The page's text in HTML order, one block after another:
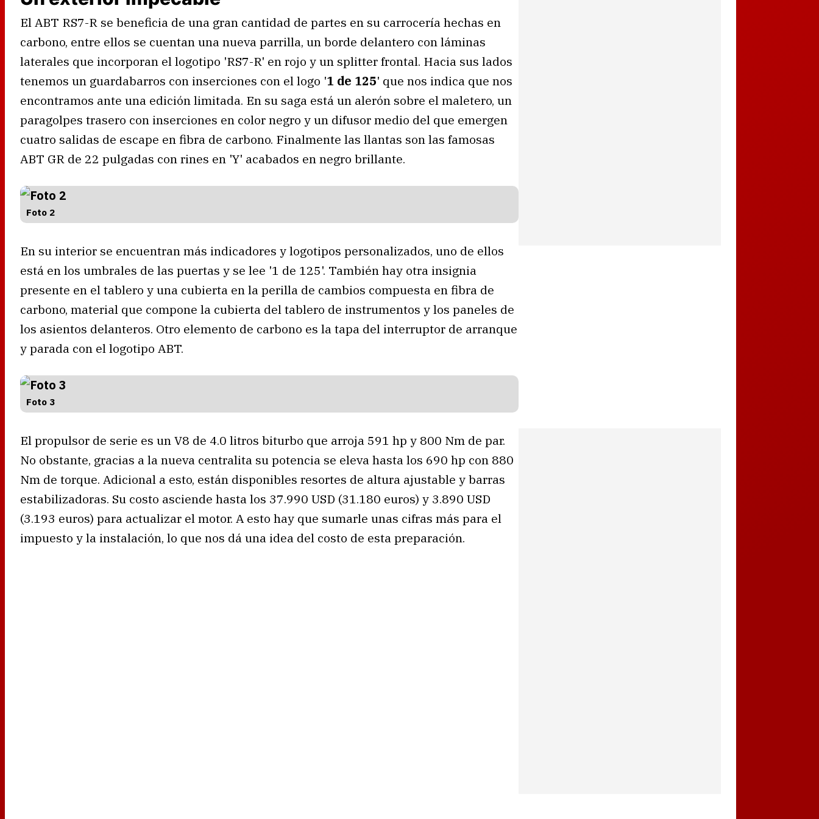
El ABT RS7-R se beneficia de una gran cantidad de partes en su carrocería hechas en
carbono, entre ellos se cuentan una nueva parrilla, un borde delantero con láminas
laterales que incorporan el logotipo 'RS7-R' en rojo y un splitter frontal. Hacia sus lados
tenemos un guardabarros con inserciones con el logo '1 de 125' que nos indica que nos
encontramos ante una edición limitada. En su saga está un alerón sobre el maletero, un
paragolpes trasero con inserciones en color negro y un difusor medio del que emergen
cuatro salidas de escape en fibra de carbono. Finalmente las llantas son las famosas
ABT GR de 22 pulgadas con rines en 'Y' acabados en negro brillante.
Foto 2
En su interior se encuentran más indicadores y logotipos personalizados, uno de ellos
está en los umbrales de las puertas y se lee '1 de 125'. También hay otra insignia
presente en el tablero y una cubierta en la perilla de cambios compuesta en fibra de
carbono, material que compone la cubierta del tablero de instrumentos y los paneles de
los asientos delanteros. Otro elemento de carbono es la tapa del interruptor de arranque
y parada con el logotipo ABT.
Foto 3
El propulsor de serie es un V8 de 4.0 litros biturbo que arroja 591 hp y 800 Nm de par.
No obstante, gracias a la nueva centralita su potencia se eleva hasta los 690 hp con 880
Nm de torque. Adicional a esto, están disponibles resortes de altura ajustable y barras
estabilizadoras. Su costo asciende hasta los 37.990 USD (31.180 euros) y 3.890 USD
(3.193 euros) para actualizar el motor. A esto hay que sumarle unas cifras más para el
impuesto y la instalación, lo que nos dá una idea del costo de esta preparación.